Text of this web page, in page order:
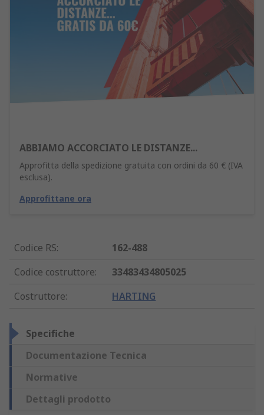
ABBIAMO ACCORCIATO LE DISTANZE...
Approfitta della spedizione gratuita con ordini da 60 € (IVA
esclusa).
Approfittane ora
Codice RS:
162-488
Codice costruttore:
33483434805025
Costruttore: HARTING
Specifiche
Documentazione Tecnica
Normative
Dettagli prodotto